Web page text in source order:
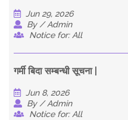
Jun 29, 2026
By / Admin
Notice for: All
गर्मी बिदा सम्बन्धी सूचना |
Jun 8, 2026
By / Admin
Notice for: All